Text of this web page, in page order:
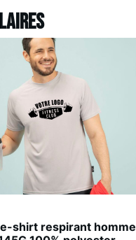
shirt respirant homme